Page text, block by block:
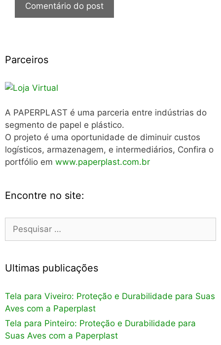
Parceiros
A PAPERPLAST é uma parceria entre indústrias do
segmento de papel e plástico.
O projeto é uma oportunidade de diminuir custos
logísticos, armazenagem, e intermediários, Confira o
portfólio em www.paperplast.com.br
Encontre no site:
Pesquisar
Ultimas publicações
Tela para Viveiro: Proteção e Durabilidade para Suas
Aves com a Paperplast
Tela para Pinteiro: Proteção e Durabilidade para
Suas Aves com a Paperplast